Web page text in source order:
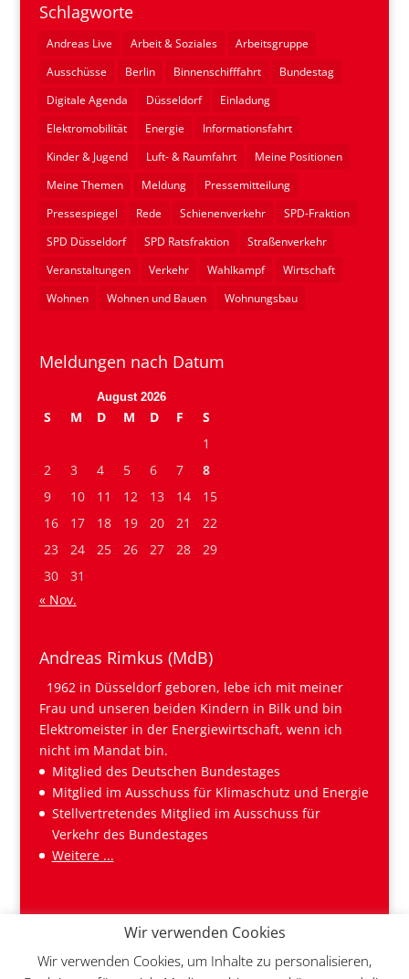
Schlagworte
Andreas Live Arbeit & Soziales
Arbeitsgruppe
Ausschüsse
Berlin Binnenschifffahrt
Bundestag
Digitale Agenda
Düsseldorf
Einladung
Elektromobilität
Energie
Informationsfahrt
Kinder & Jugend
Luft- & Raumfahrt
Meine Positionen
Meine Themen
Meldung
Pressemitteilung
Pressespiegel
Rede Schienenverkehr
SPD-Fraktion
SPD Düsseldorf
SPD Ratsfraktion
Straßenverkehr
Veranstaltungen
Verkehr Wahlkampf
Wirtschaft
Wohnen
Wohnen und Bauen Wohnungsbau
Meldungen nach Datum
August 2026
S M D M D F
S
1
2
3 4 5 6 7
8
9
10 11 12 13 14
15
16
17 18 19 20 21
22
23
24 25 26 27 28
29
30
31
« Nov.
Andreas Rimkus (MdB)
1962 in Düsseldorf geboren, lebe ich mit meiner
Frau und unseren beiden Kindern in Bilk und bin
Elektromeister in der Energiewirtschaft, wenn ich
nicht im Mandat bin.
Mitglied des Deutschen Bundestages
Mitglied im Ausschuss für Klimaschutz und Energie
Stellvertretendes Mitglied im Ausschuss für
Verkehr des Bundestages
Weitere ...
Wir verwenden Cookies
Wir verwenden Cookies, um Inhalte zu personalisieren,